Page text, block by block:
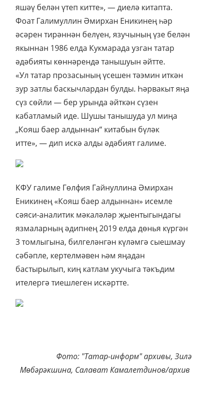
яшәү белән үтеп китте», — диелә китапта.
Фоат Галимуллин Әмирхан Еникинең һәр
әсәрен тирәннән белүен, язучының үзе белән
якыннан 1986 елда Кукмарада узган татар
әдәбияты көннәрендә танышуын әйтте.
«Ул татар прозасының үсешен тәэмин иткән
зур затлы баскычлардан булды. Һәрвакыт яңа
сүз сөйли — бер урында әйткән сүзен
кабатламый иде. Шушы танышуда ул миңа
„Кояш баер алдыннан“ китабын бүләк
итте», — дип искә алды әдәбият галиме.
КФУ галиме Гөлфия Гайнуллина Әмирхан
Еникинең «Кояш баер алдыннан» исемле
сәяси-аналитик мәкаләләр җыентыгындагы
язмаларның әдипнең 2019 елда дөнья күргән
3 томлыгына, билгеләнгән күләмгә сыешмау
сәбәпле, кертелмәвен һәм яңадан
бастырылып, киң катлам укучыга тәкъдим
ителергә тиешлеген искәртте.
Фото: "Татар-информ" архивы, Зилә
Мөбәрәкшина, Салават Камалетдинов/архив